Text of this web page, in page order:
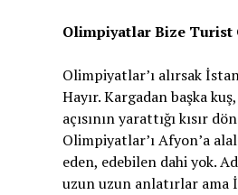
Olimpiyatlar Bize Turist
Olimpiyatlar’ı alırsak
Hayır. Kargadan başka
açısının yarattığı kısır
Olimpiyatlar’ı Afyon’a
eden, edebilen dahi yok.
uzun uzun anlatırlar ama